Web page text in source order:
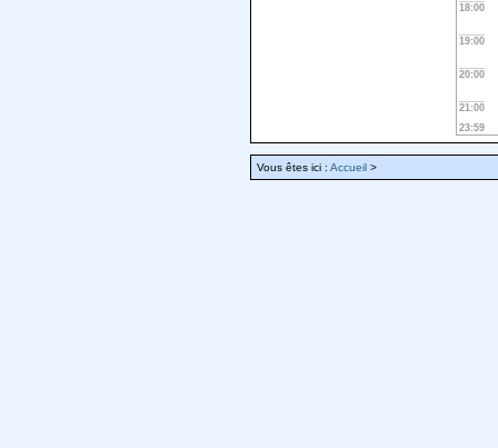
18:00
19:00
20:00
21:00
23:59
Vous êtes ici : Accueil >